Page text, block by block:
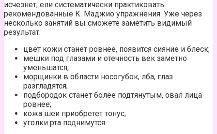
исчезнет, ели систематически практиковать
рекомендованные К. Маджио упражнения. Уже через
несколько занятий вы сможете заметить видимый
результат:
цвет кожи станет ровнее, появится сияние и блеск;
мешки под глазами и отечность век заметно
уменьшатся;
морщинки в области носогубок, лба, глаз
разгладятся;
подбородок станет более подтянутым, овал лица
ровнее;
кожа шеи приобретет тонус;
уголки рта поднимутся.